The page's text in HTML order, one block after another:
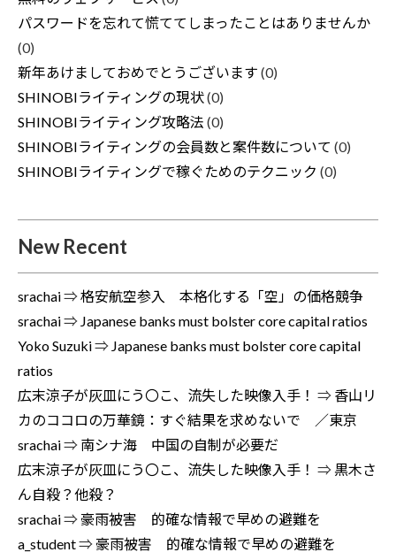
パスワードを忘れて慌ててしまったことはありませんか
(0)
新年あけましておめでとうございます (0)
SHINOBIライティングの現状(0)
SHINOBIライティング攻略法 (0)
SHINOBIライティングの会員数と案件数について (0)
SHINOBIライティングで稼ぐためのテクニック (0)
New Recent
srachai⇒格安航空参入 本格化する「空」の価格競争
srachai⇒ Japanese banks must bolster core capital ratios
Yoko Suzuki⇒ Japanese banks must bolster core capital
ratios
広末涼子が灰皿にう〇こ、流失した映像入手！ ⇒ 香山リ
カのココロの万華鏡：すぐ結果を求めないで ／東京
srachai⇒ 南シナ海 中国の自制が必要だ
広末涼子が灰皿にう〇こ、流失した映像入手！ ⇒ 黒木さ
ん自殺？他殺？
srachai⇒ 豪雨被害 的確な情報で早めの避難を
a_student⇒ 豪雨被害 的確な情報で早めの避難を